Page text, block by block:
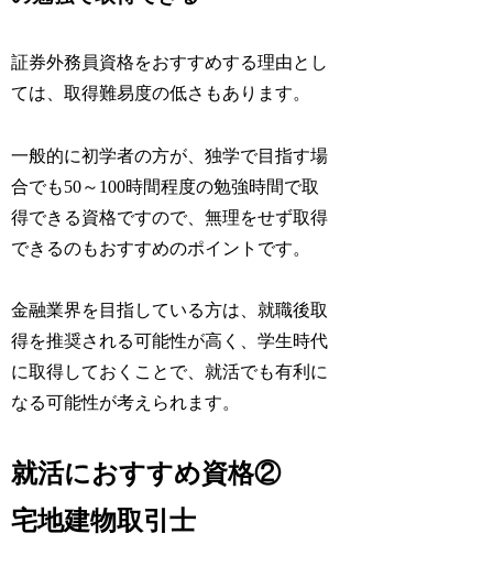
証券外務員資格をおすすめする理由とし
ては、取得難易度の低さもあります。
一般的に初学者の方が、独学で目指す場
合でも50～100時間程度の勉強時間で取
得できる資格ですので、無理をせず取得
できるのもおすすめのポイントです。
金融業界を目指している方は、就職後取
得を推奨される可能性が高く、学生時代
に取得しておくことで、就活でも有利に
なる可能性が考えられます。
就活におすすめ資格②
宅地建物取引士